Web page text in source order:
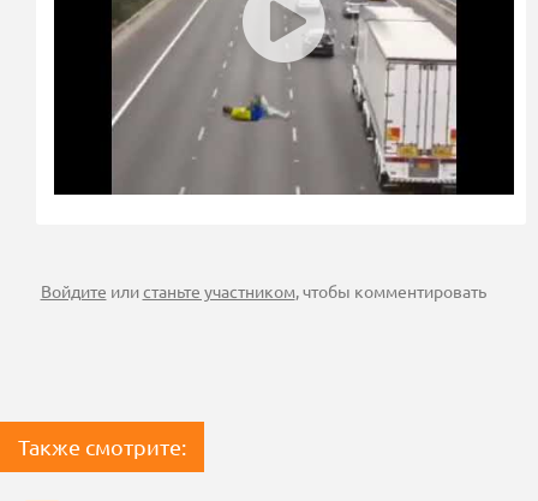
Войдите илистаньте участником, чтобы комментировать
Также смотрите: